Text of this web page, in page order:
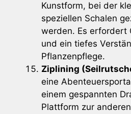
Kunstform, bei der
speziellen Schalen
werden. Es erfordert
und ein tiefes
Pflanzenpflege.
Ziplining
eine
einem gespannten
Plattform zur